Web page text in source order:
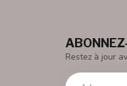
Restez à jour